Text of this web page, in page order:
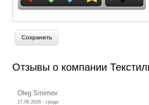
Отзывы о компании
Oleg Smirnov
17.06.2026 - среда